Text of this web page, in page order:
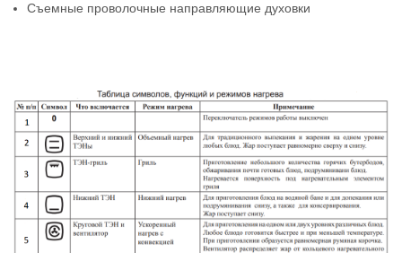
Съемные проволочные направляющие духовки